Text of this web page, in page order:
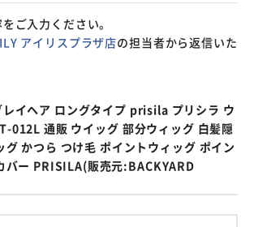
ご入力ください。
アイリスプラザ店の担当者から返信いた
イヘア ロングタイプ prisila プリシラ ウ
012L 通販 ウイッグ 部分ウィッグ 白髪隠
グ かつら つけ毛 ポイントウィッグ ポイン
バー PRISILA(販売元:BACKYARD